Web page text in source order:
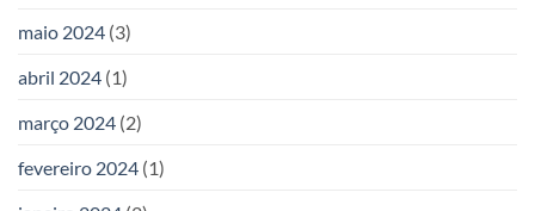
maio 2024 (3)
abril 2024 (1)
março 2024 (2)
fevereiro 2024 (1)